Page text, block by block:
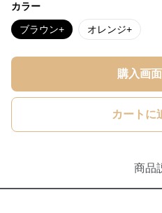
カラー
ブラウン+ オレンジ+
購入画
カートに
商品